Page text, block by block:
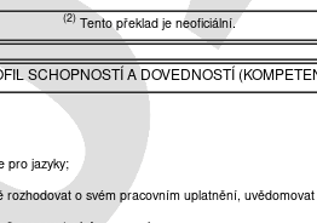
(2) Tento překlad je neoficiální.
SCHOPNOSTÍ A DOVEDNOSTÍ
pro jazyky;
o svém pracovním uplatnění,